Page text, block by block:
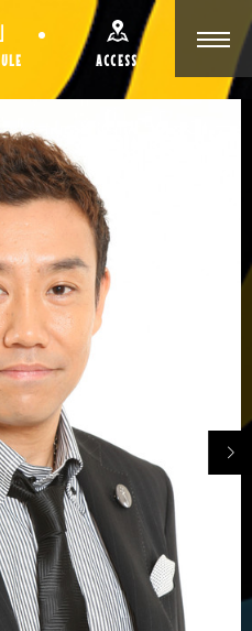
ACCESS